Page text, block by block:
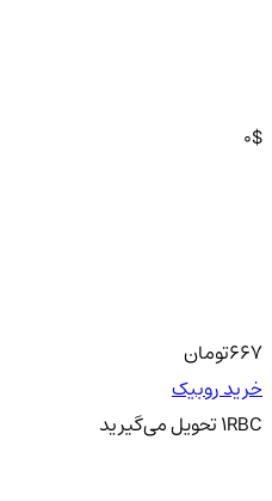
0$
667تومان
خرید روبیک
1RBCتحویلمی‌گیرید